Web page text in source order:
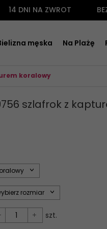
14 DNI NA ZWROT
męska Na Plażę
koralowy
szlafrok z
rozmiar
szt.